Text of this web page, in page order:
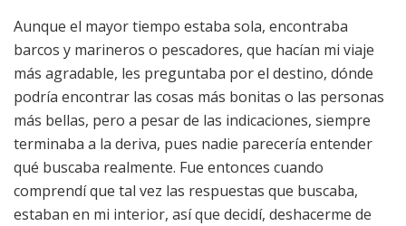
Aunque el mayor tiempo estaba sola, encontraba
barcos y marineros o pescadores, que hacían mi viaje
más agradable, les preguntaba por el destino, dónde
podría encontrar las cosas más bonitas o las personas
más bellas, pero a pesar de las indicaciones, siempre
terminaba a la deriva, pues nadie parecería entender
qué buscaba realmente. Fue entonces cuando
comprendí que tal vez las respuestas que buscaba,
estaban en mi interior, así que decidí, deshacerme de